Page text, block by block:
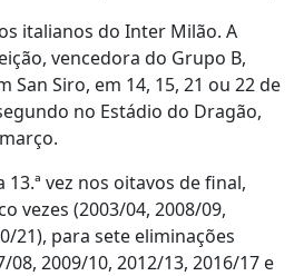
italianos do Inter Milão. A
vencedora do Grupo B,
Siro, em 14, 15, 21 ou 22 de
no Estádio do Dragão,
vez nos oitavos de final,
vezes (2003/04, 2008/09,
21), para sete eliminações
08, 2009/10, 2012/13, 2016/17 e